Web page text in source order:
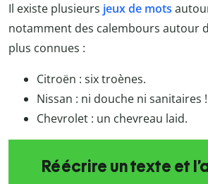
Il existe plusieurs jeux de mots
notamment des calembours autour
plus connues :
Citroën : six troènes.
Nissan : ni douche ni sanitaires !
Chevrolet : un chevreau laid.
Réécrire un texte et